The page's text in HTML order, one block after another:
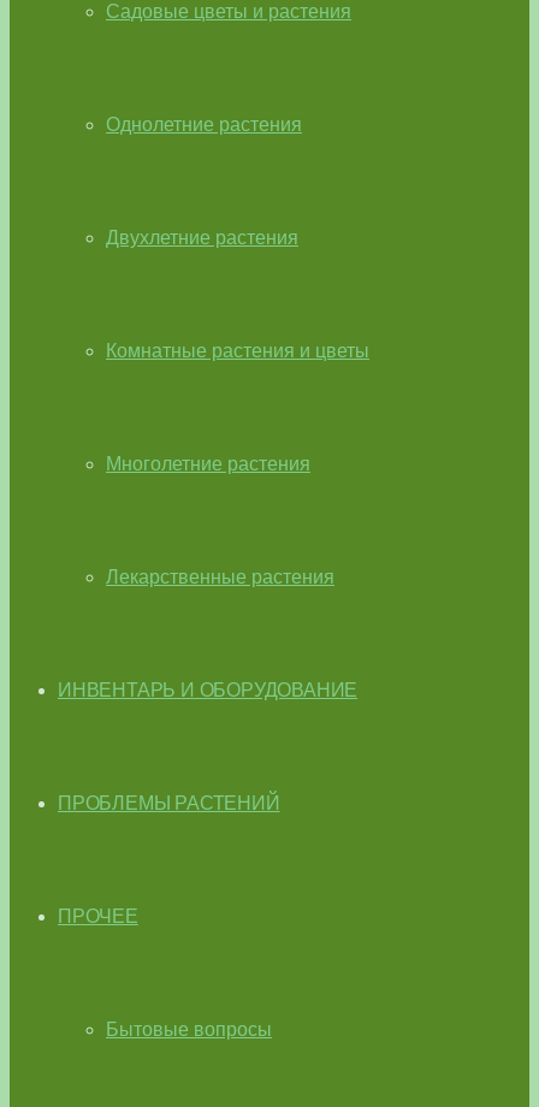
Садовые цветы и растения
Однолетние растения
Двухлетние растения
Комнатные растения и цветы
Многолетние растения
Лекарственные растения
ИНВЕНТАРЬ И ОБОРУДОВАНИЕ
ПРОБЛЕМЫ РАСТЕНИЙ
ПРОЧЕЕ
Бытовые вопросы